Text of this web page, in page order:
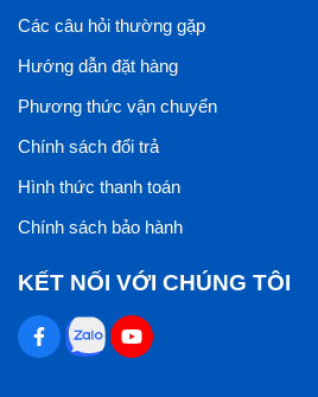
Các câu hỏi thường gặp
Hướng dẫn đặt hàng
Phương thức vận chuyển
Chính sách đổi trả
Hình thức thanh toán
Chính sách bảo hành
KẾT NỐI VỚI CHÚNG TÔI